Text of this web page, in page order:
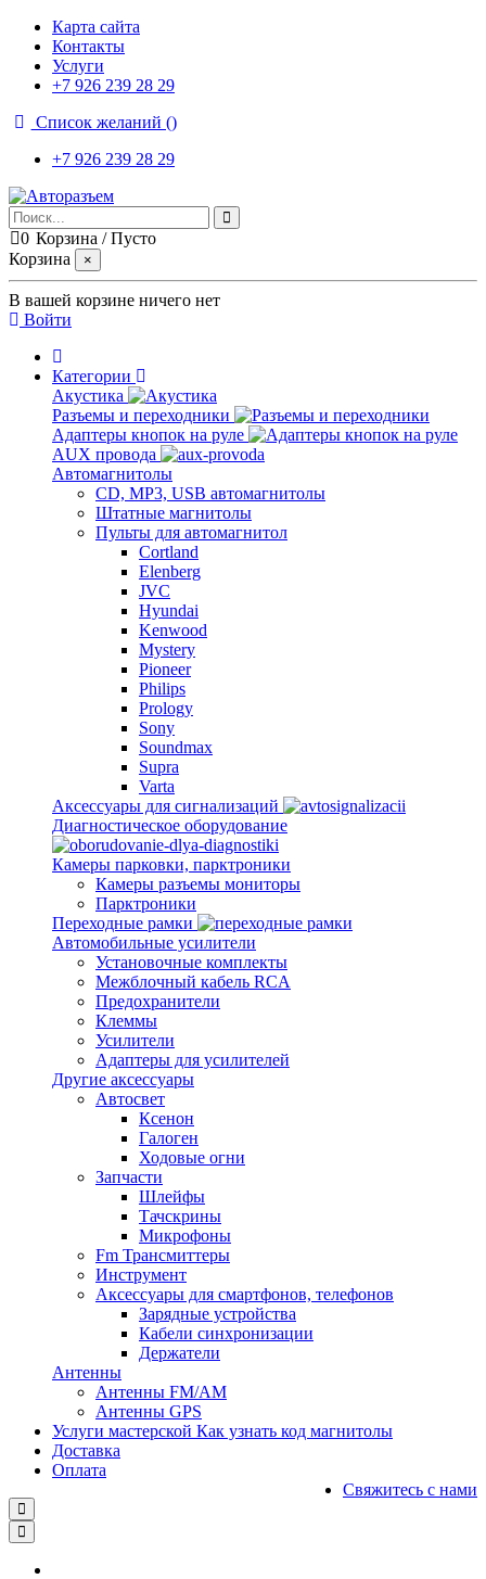
Карта сайта
Контакты
Услуги
+7 926 239 28 29
Список желаний ()
+7 926 239 28 29
0 Корзина /Пусто
Корзина
×
В вашей корзине ничего нет
Войти
Категории
Акустика
Разъемы и переходники
Адаптеры кнопок на руле
AUX провода
Автомагнитолы
CD, MP3, USB автомагнитолы
Штатные магнитолы
Пульты для автомагнитол
Cortland
Elenberg
JVC
Hyundai
Kenwood
Mystery
Pioneer
Philips
Prology
Sony
Soundmax
Supra
Varta
Аксессуары для сигнализаций
Диагностическое оборудование
Камеры парковки, парктроники
Камеры разъемы мониторы
Парктроники
Переходные рамки
Автомобильные усилители
Установочные комплекты
Межблочный кабель RCA
Предохранители
Клеммы
Усилители
Адаптеры для усилителей
Другие аксессуары
Автосвет
Ксенон
Галоген
Ходовые огни
Запчасти
Шлейфы
Тачскрины
Микрофоны
Fm Трансмиттеры
Инструмент
Аксессуары для смартфонов, телефонов
Зарядные устройства
Кабели синхронизации
Держатели
Антенны
Антенны FM/AM
Антенны GPS
Услуги мастерской Как узнать код магнитолы
Доставка
Оплата
Свяжитесь с нами